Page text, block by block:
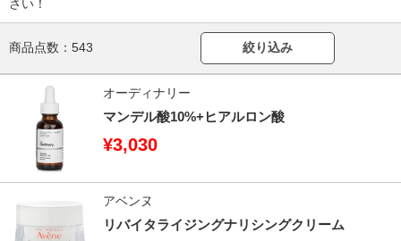
さい！
商品点数： 543 絞り込み
オーディナリー
マンデル酸10%+ヒアルロン酸
¥3,030
アベンヌ
リバイタライジングナリシングクリーム